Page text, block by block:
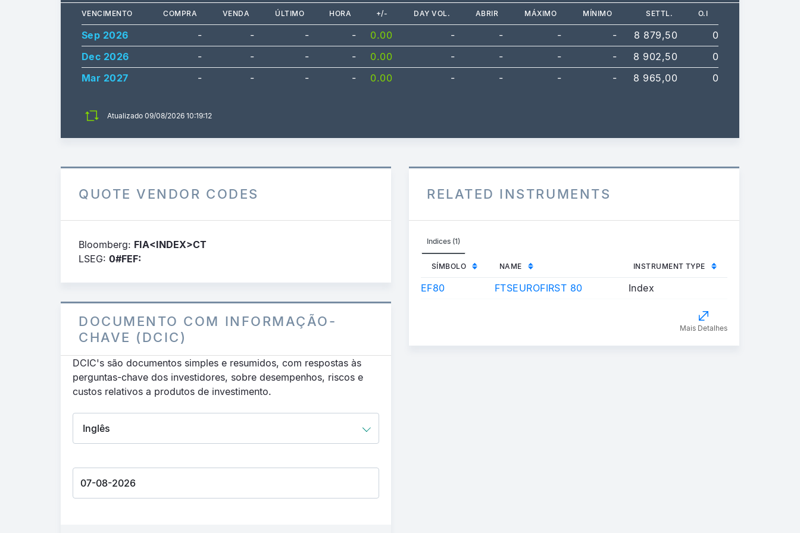
VENCIMENTO COMPRA VENDA ÚLTIMO HORA +/- DAY VOL. ABRIR MÁXIMO MÍNIMO SETTL. O.I
Sep 2026 - - - - 0.00 - - - - 8 879,50
0
Dec 2026
- - - - 0.00 - - - - 8 902,50
0
Mar 2027
- - - - 0.00 - - - - 8 965,00 0
Atualizado 09/08/2026 10:19:12
QUOTE VENDOR CODES
Bloomberg: FIA<INDEX>CT
LSEG: 0#FEF:
DOCUMENTO COM INFORMAÇÃO-
CHAVE (DCIC)
DCIC's são documentos simples e resumidos, com respostas às
perguntas-chave dos investidores, sobre desempenhos, riscos e
custos relativos a produtos de investimento.
RELATED INSTRUMENTS
Indices (1)
SÍMBOLO NAME INSTRUMENT TYPE
EF80 FTSEUROFIRST 80 Index
Mais Detalhes